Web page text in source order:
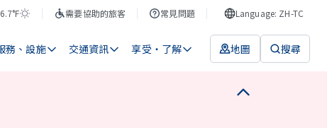
需要協助的旅客 常見問題 Language: ZH-TC
務、設施 交通資訊 享受・了解 地圖 搜尋